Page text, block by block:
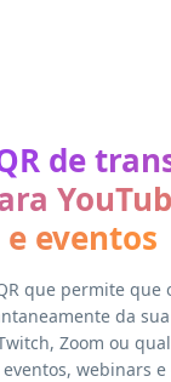
de
e eventos
que permite que
da
Zoom ou
webinars